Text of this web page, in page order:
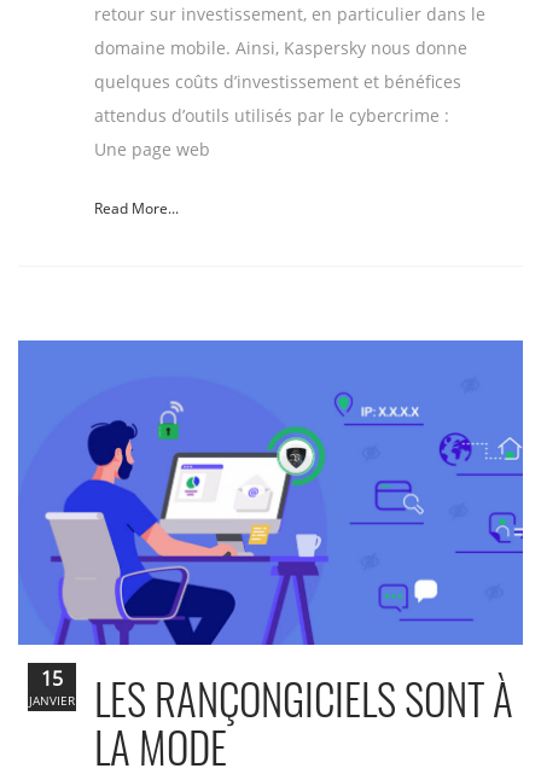
retour sur investissement, en particulier dans le
domaine mobile. Ainsi, Kaspersky nous donne
quelques coûts d’investissement et bénéfices
attendus d’outils utilisés par le cybercrime :
Une page web
Read More...
LES RANÇONGICIELS SONT À
LA MODE
15
JANVIER